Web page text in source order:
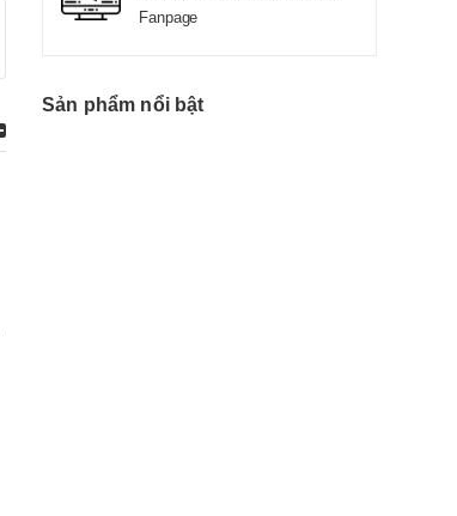
Fanpage
Sản phẩm nổi bật